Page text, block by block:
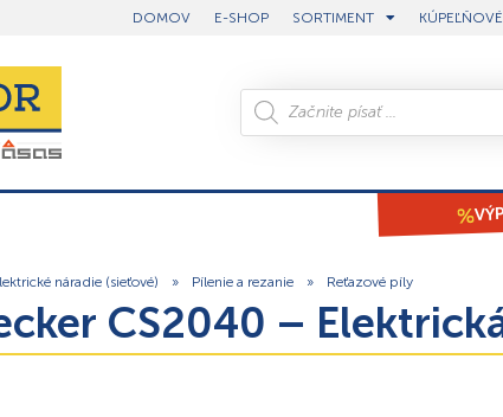
DOMOV E-SHOP SORTIMENT
náradie (sieťové) » Pílenie a rezanie » Reťazové píly
CS2040 –